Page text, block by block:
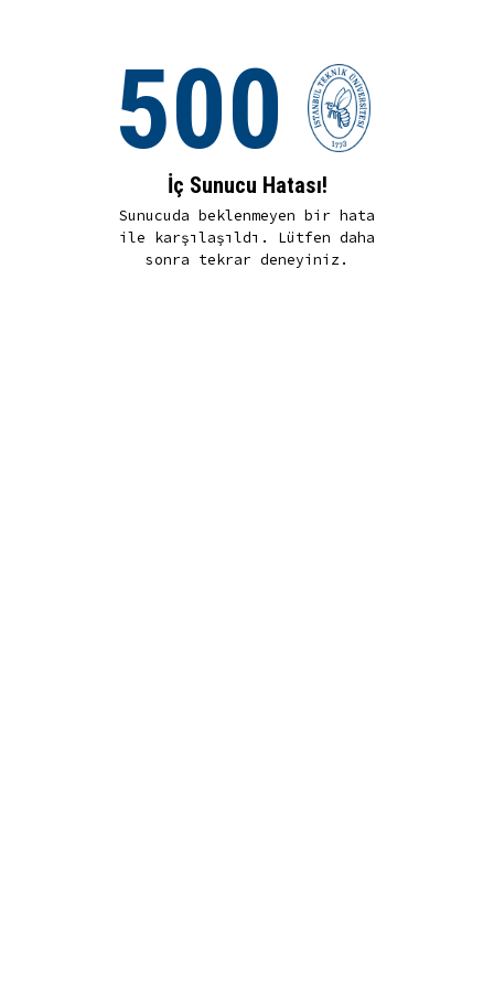
500
İç Sunucu Hatası!
Sunucuda beklenmeyen bir hata
ile karşılaşıldı. Lütfen daha
sonra tekrar deneyiniz.